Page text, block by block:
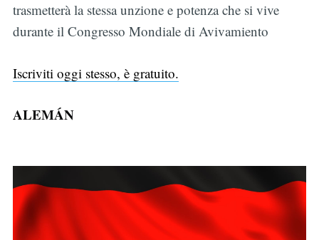
trasmetterà la stessa unzione e potenza che si vive
durante il Congresso Mondiale di Avivamiento
Iscriviti oggi stesso, è gratuito.
ALEMÁN